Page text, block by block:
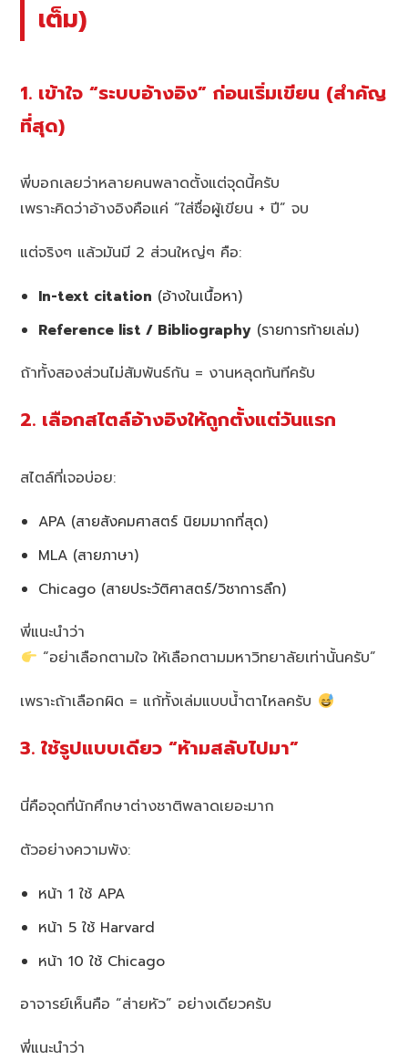
เต็ม)
1. เข้าใจ “ระบบอ้างอิง” ก่อนเริ่มเขียน (สำคัญ
ที่สุด)
พี่บอกเลยว่าหลายคนพลาดตั้งแต่จุดนี้ครับ
เพราะคิดว่าอ้างอิงคือแค่ “ใส่ชื่อผู้เขียน + ปี” จบ
แต่จริงๆ แล้วมันมี 2 ส่วนใหญ่ๆ คือ:
In-text citation (อ้างในเนื้อหา)
Reference list / Bibliography (รายการท้ายเล่ม)
ถ้าทั้งสองส่วนไม่สัมพันธ์กัน = งานหลุดทันทีครับ
2. เลือกสไตล์อ้างอิงให้ถูกตั้งแต่วันแรก
สไตล์ที่เจอบ่อย:
APA (สายสังคมศาสตร์ นิยมมากที่สุด)
MLA (สายภาษา)
Chicago (สายประวัติศาสตร์/วิชาการลึก)
พี่แนะนำว่า
“อย่าเลือกตามใจ ให้เลือกตามมหาวิทยาลัยเท่านั้นครับ”
เพราะถ้าเลือกผิด = แก้ทั้งเล่มแบบน้ำตาไหลครับ
3. ใช้รูปแบบเดียว “ห้ามสลับไปมา”
นี่คือจุดที่นักศึกษาต่างชาติพลาดเยอะมาก
ตัวอย่างความพัง:
หน้า 1 ใช้ APA
หน้า 5 ใช้ Harvard
หน้า 10 ใช้ Chicago
อาจารย์เห็นคือ “ส่ายหัว” อย่างเดียวครับ
พี่แนะนำว่า